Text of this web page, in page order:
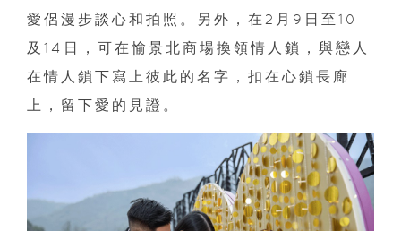
愛侶漫步談心和拍照。另外，在 2 月 9 日至 10
及 14 日，可在愉景北商場換領情人鎖，與戀人
在情人鎖下寫上彼此的名字，扣在心鎖長廊
上，留下愛的見證。